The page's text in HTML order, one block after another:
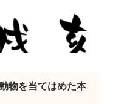
物を当てはめた本